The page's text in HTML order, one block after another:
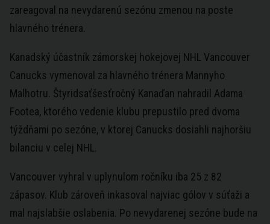
zareagoval na nevydarenú sezónu zmenou na poste
hlavného trénera.
Kanadský účastník zámorskej hokejovej NHL Vancouver
Canucks vymenoval za hlavného trénera Mannyho
Malhotru. Štyridsaťšesťročný Kanaďan nahradil Adama
Footea, ktorého vedenie klubu prepustilo pred dvoma
týždňami po sezóne, v ktorej Canucks dosiahli najhoršiu
bilanciu v celej NHL.
Vancouver vyhral v uplynulom ročníku iba 25 z 82
zápasov. Klub zároveň inkasoval najviac gólov v súťaži a
mal najslabšie oslabenia. Po nevydarenej sezóne bude na